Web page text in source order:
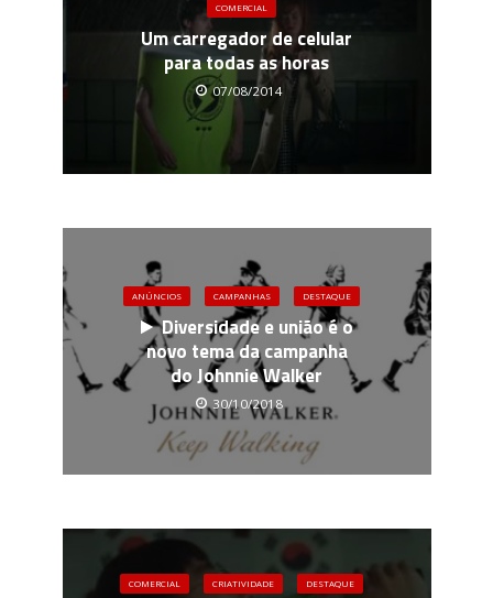
COMERCIAL
Um carregador de celular
para todas as horas
07/08/2014
ANÚNCIOS CAMPANHAS DESTAQUE
Diversidade e união é o
novo tema da campanha
do Johnnie Walker
30/10/2018
COMERCIAL CRIATIVIDADE DESTAQUE